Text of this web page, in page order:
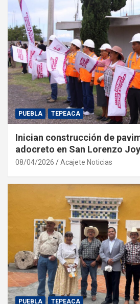
PUEBLA TEPEACA
Inician construcción de
adocreto en San Lorenzo
08/04/2026 Acajete Noticias
PUEBLA TEPEACA